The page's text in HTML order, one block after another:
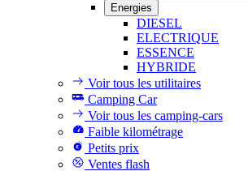
Energies
DIESEL
ELECTRIQUE
ESSENCE
HYBRIDE
Voir tous les utilitaires
Camping Car
Voir tous les camping-cars
Faible kilométrage
Petits prix
Ventes flash